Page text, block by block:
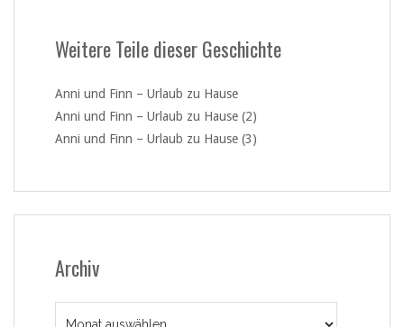
Weitere Teile dieser Geschichte
Anni und Finn – Urlaub zu Hause
Anni und Finn – Urlaub zu Hause (2)
Anni und Finn – Urlaub zu Hause (3)
Archiv